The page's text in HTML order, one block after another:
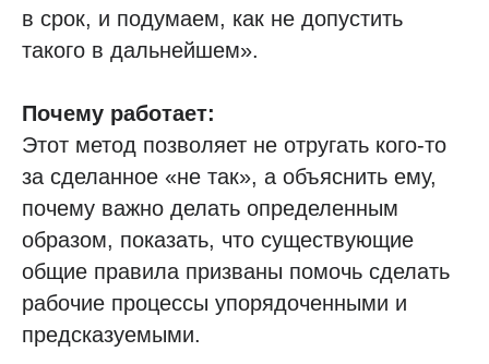
в срок, и подумаем, как не допустить
такого в дальнейшем».
Почему работает:
Этот метод позволяет не отругать кого-то
за сделанное «не так», а объяснить ему,
почему важно делать определенным
образом, показать, что существующие
общие правила призваны помочь сделать
рабочие процессы упорядоченными и
предсказуемыми.